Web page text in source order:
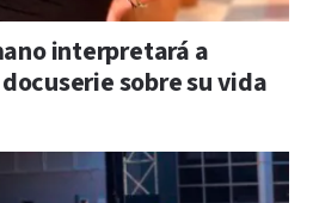
interpretará a
sobre su vida